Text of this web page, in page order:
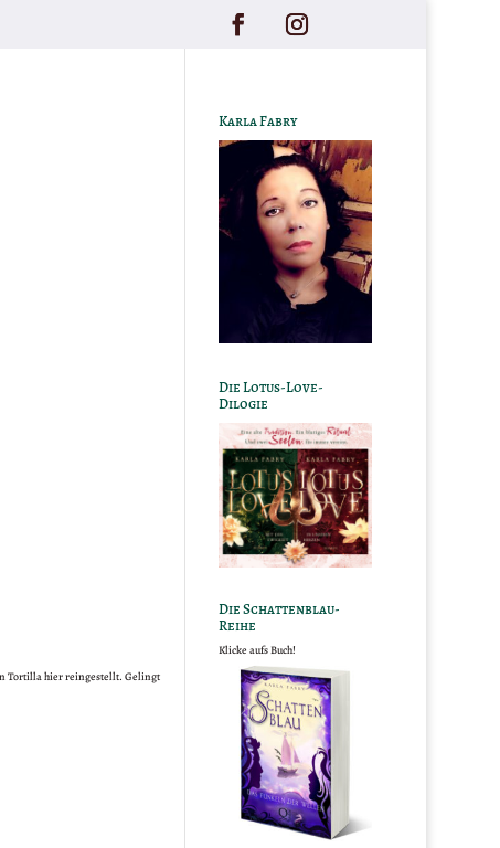
Tortilla hier reingestellt. Gelingt
Karla Fabry
Die Lotus-Love-
Dilogie
Die Schattenblau-
Reihe
Klicke aufs Buch!